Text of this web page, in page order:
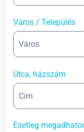
Város / Település
Utca, házszám
Esetleg